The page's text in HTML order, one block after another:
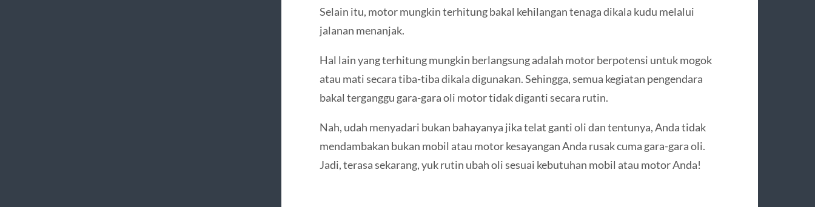
Selain itu, motor mungkin terhitung bakal kehilangan tenaga dikala kudu melalui
jalanan menanjak.
Hal lain yang terhitung mungkin berlangsung adalah motor berpotensi untuk mogok
atau mati secara tiba-tiba dikala digunakan. Sehingga, semua kegiatan pengendara
bakal terganggu gara-gara oli motor tidak diganti secara rutin.
Nah, udah menyadari bukan bahayanya jika telat ganti oli dan tentunya, Anda tidak
mendambakan bukan mobil atau motor kesayangan Anda rusak cuma gara-gara oli.
Jadi, terasa sekarang, yuk rutin ubah oli sesuai kebutuhan mobil atau motor Anda!